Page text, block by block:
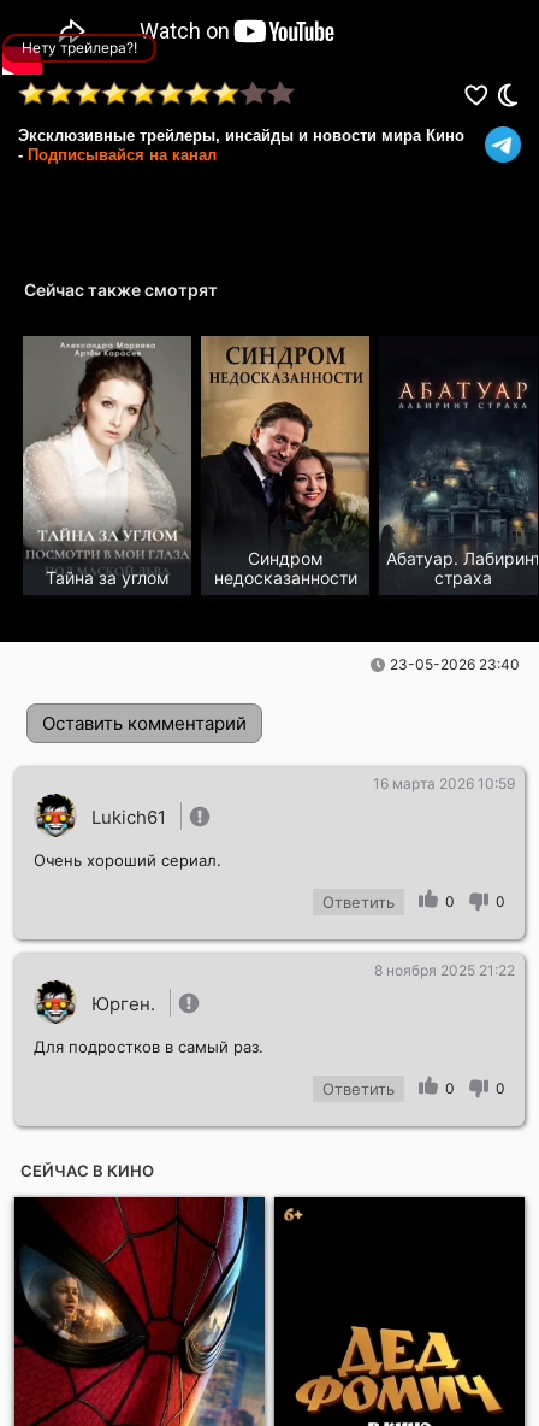
Нету трейлера?!
Эксклюзивные трейлеры, инсайды и новости мира Кино
- Подписывайся на канал
Сейчас также смотрят
Тайна за углом
Синдром
недосказанности
Абатуар.
страха
23-05-2026 23:40
Оставить комментарий
Отправить!
Lukich61
16 марта 2026 10:59
Очень хороший сериал.
Ответить 0 0
Юрген.
8 ноября 2025 21:22
Для подростков в самый раз.
Ответить 0 0
СЕЙЧАС В КИНО